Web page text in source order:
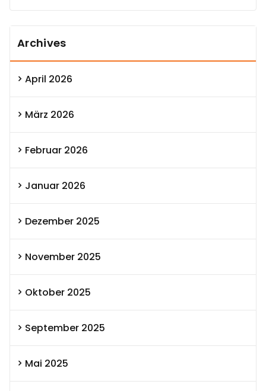
Archives
April 2026
März 2026
Februar 2026
Januar 2026
Dezember 2025
November 2025
Oktober 2025
September 2025
Mai 2025